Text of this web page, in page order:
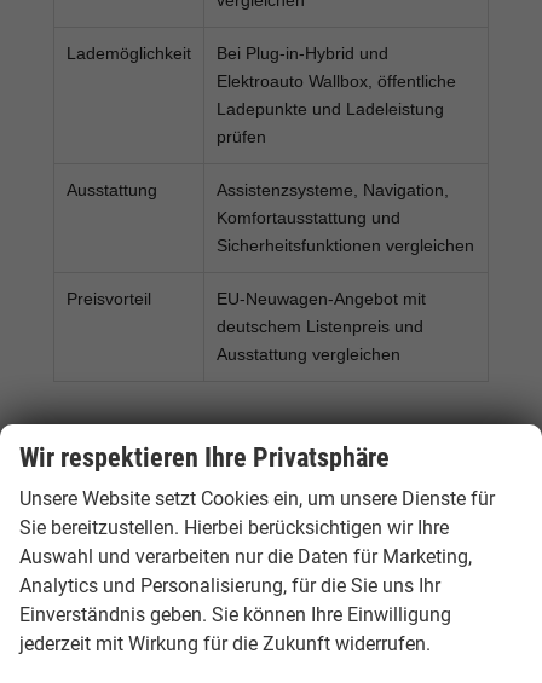
Lademöglichkeit
Bei Plug-in-Hybrid und
Elektroauto Wallbox, öffentliche
Ladepunkte und Ladeleistung
prüfen
Ausstattung
Assistenzsysteme, Navigation,
Komfortausstattung und
Sicherheitsfunktionen vergleichen
Preisvorteil
EU-Neuwagen-Angebot mit
deutschem Listenpreis und
Ausstattung vergleichen
Ratgeber für EU-Neuwagen & Elektroauto-
Förderung.
Standort Hamburg & Beratung
Hamburgcars betreut Kunden aus Hamburg,
Wir respektieren Ihre Privatsphäre
Unsere Website setzt Cookies ein, um unsere Dienste für
Sie bereitzustellen. Hierbei berücksichtigen wir Ihre
Auswahl und verarbeiten nur die Daten für Marketing,
Analytics und Personalisierung, für die Sie uns Ihr
Einverständnis geben. Sie können Ihre Einwilligung
jederzeit mit Wirkung für die Zukunft widerrufen.